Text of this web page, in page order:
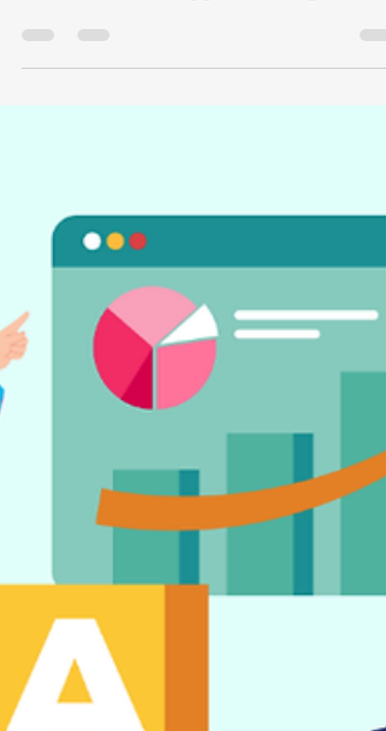
Today, the Communiqué on the